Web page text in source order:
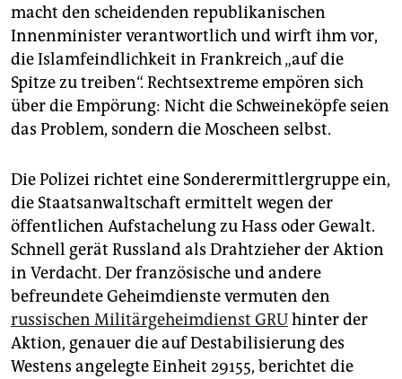
macht den scheidenden republikanischen
Innenminister verantwortlich und wirft ihm vor,
die Islamfeindlichkeit in Frankreich „auf die
Spitze zu treiben“. Rechtsextreme empören sich
über die Empörung: Nicht die Schweineköpfe seien
das Problem, sondern die Moscheen selbst.
Die Polizei richtet eine Sonderermittlergruppe ein,
die Staatsanwaltschaft ermittelt wegen der
öffentlichen Aufstachelung zu Hass oder Gewalt.
Schnell gerät Russland als Drahtzieher der Aktion
in Verdacht. Der französische und andere
befreundete Geheimdienste vermuten den
russischen Militärgeheimdienst GRUhinter der
Aktion, genauer die auf Destabilisierung des
Westens angelegte Einheit 29155, berichtet die